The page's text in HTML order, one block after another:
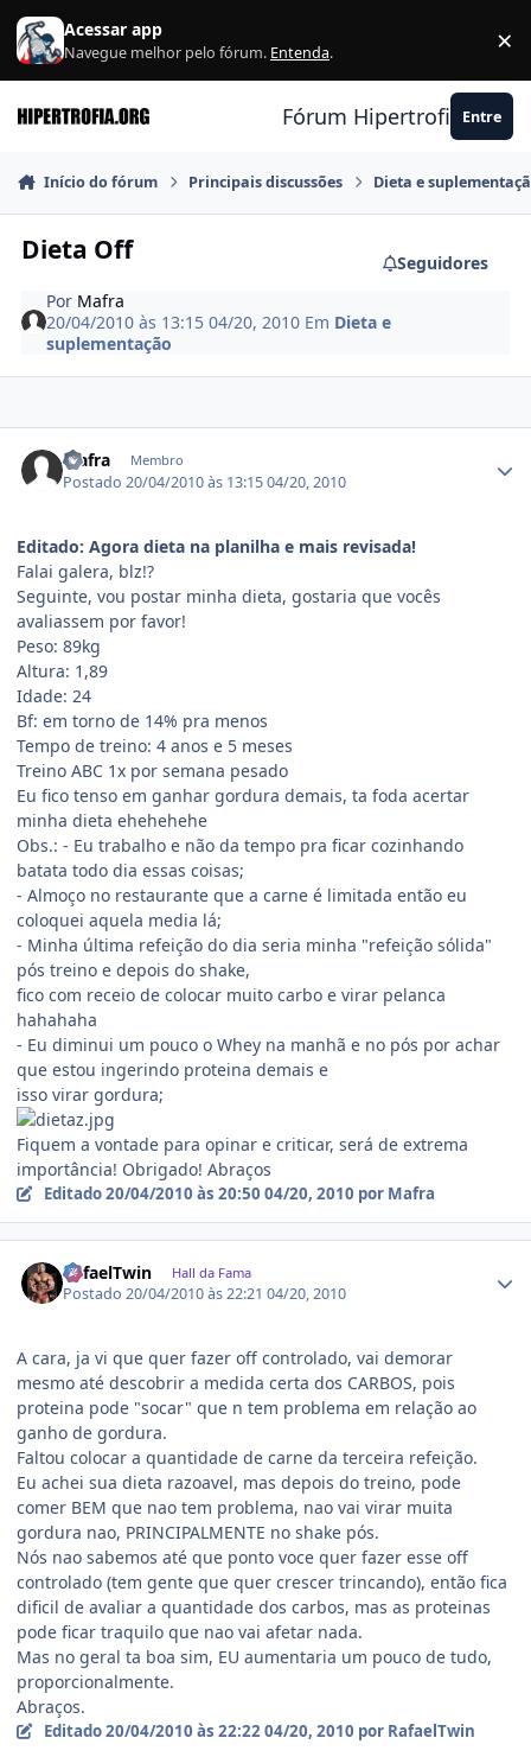
Ir para conteúdo
Acessar app
Navegue melhor pelo fórum. Entenda. ×
Fórum Hipertrofia.org
Entre
Início do fórum Principais discussões Dieta e
Dieta Off
Seguidores
Por Mafra
20/04/2010 às 13:1504/20, 2010 Em Dieta e
suplementação
Mafra Membro
Postado20/04/2010 às 13:1504/20, 2010
Editado: Agora dieta na planilha e mais revisada!
Falai galera, blz!?
Seguinte, vou postar minha dieta, gostaria que vocês
avaliassem por favor!
Peso: 89kg
Altura: 1,89
Idade: 24
Bf: em torno de 14% pra menos
Tempo de treino: 4 anos e 5 meses
Treino ABC 1x por semana pesado
Eu fico tenso em ganhar gordura demais, ta foda acertar
minha dieta ehehehehe
Obs.: - Eu trabalho e não da tempo pra ficar cozinhando
batata todo dia essas coisas;
- Almoço no restaurante que a carne é limitada então eu
coloquei aquela media lá;
- Minha última refeição do dia seria minha "refeição sólida"
pós treino e depois do shake,
fico com receio de colocar muito carbo e virar pelanca
hahahaha
- Eu diminui um pouco o Whey na manhã e no pós por achar
que estou ingerindo proteina demais e
isso virar gordura;
Fiquem a vontade para opinar e criticar, será de extrema
importância! Obrigado! Abraços
Editado20/04/2010 às 20:50 04/20, 2010 por Mafra
RafaelTwin Hall da Fama
Postado20/04/2010 às 22:2104/20, 2010
A cara, ja vi que quer fazer off controlado, vai demorar
mesmo até descobrir a medida certa dos CARBOS, pois
proteina pode "socar" que n tem problema em relação ao
ganho de gordura.
Faltou colocar a quantidade de carne da terceira refeição.
Eu achei sua dieta razoavel, mas depois do treino, pode
comer BEM que nao tem problema, nao vai virar muita
gordura nao, PRINCIPALMENTE no shake pós.
Nós nao sabemos até que ponto voce quer fazer esse off
controlado (tem gente que quer crescer trincando), então fica
dificil de avaliar a quantidade dos carbos, mas as proteinas
pode ficar traquilo que nao vai afetar nada.
Mas no geral ta boa sim, EU aumentaria um pouco de tudo,
proporcionalmente.
Abraços.
Editado20/04/2010 às 22:2204/20, 2010 por RafaelTwin